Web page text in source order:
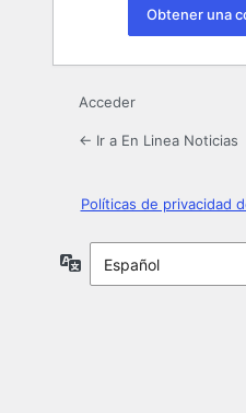
Acceder
← Ir a En Linea Noticias
Políticas de privacidad
Idioma